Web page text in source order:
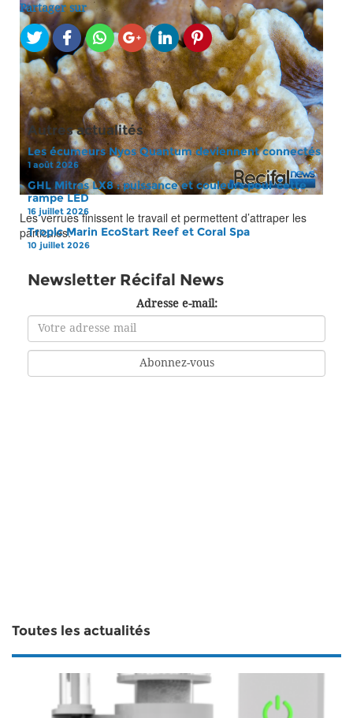
Les verrues finissent le travail et permettent d’attraper les
particules.
Partager sur
Autres actualités
Les écumeurs Nyos Quantum deviennent connectés
1 août 2026
GHL Mitras LX8 : puissance et couleurs pour cette
rampe LED
16 juillet 2026
Tropic Marin EcoStart Reef et Coral Spa
10 juillet 2026
Newsletter Récifal News
Adresse e-mail:
Toutes les actualités